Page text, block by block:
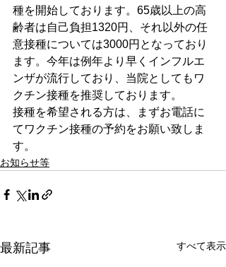
種を開始しております。65歳以上の高
齢者は自己負担1320円、それ以外の任
意接種については3000円となっており
ます。今年は例年より早くインフルエ
ンザが流行しており、当院としてもワ
クチン接種を推奨しております。
接種を希望される方は、まずお電話に
てワクチン接種の予約をお願い致しま
す。
お知らせ等
最新記事 すべて表示